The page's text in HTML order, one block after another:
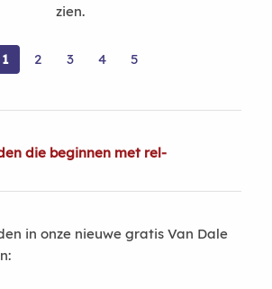
zien.
1 2 3 4 5
die beginnen met rel-
in onze nieuwe gratis Van Dale